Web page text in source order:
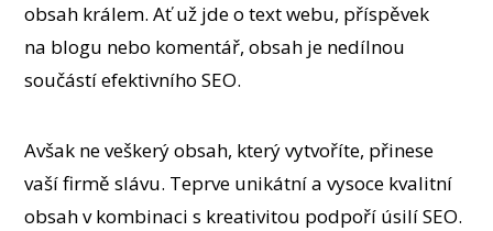
obsah králem. Ať už jde o text webu, příspěvek
na blogu nebo komentář, obsah je nedílnou
součástí efektivního SEO.
Avšak ne veškerý obsah, který vytvoříte, přinese
vaší firmě slávu. Teprve unikátní a vysoce kvalitní
obsah v kombinaci s kreativitou podpoří úsilí SEO.